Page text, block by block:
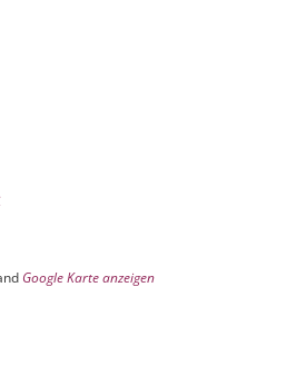
Google Karte anzeigen